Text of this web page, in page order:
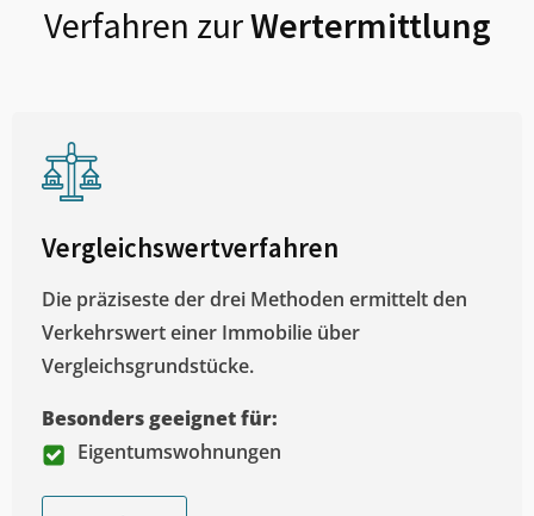
Verfahren zurWertermittlung
Vergleichswertverfahren
Die präziseste der drei Methoden ermittelt den
Verkehrswert einer Immobilie über
Vergleichsgrundstücke.
Besonders geeignet für:
Eigentumswohnungen